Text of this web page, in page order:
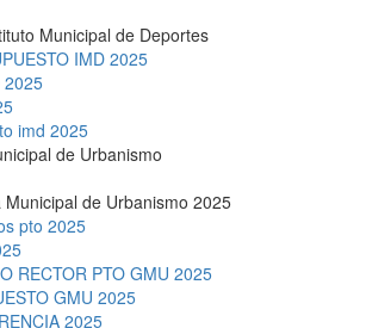
Municipal de Deportes
IMD 2025
2025
imd 2025
de Urbanismo
de Urbanismo 2025
pto 2025
RECTOR PTO GMU 2025
GMU 2025
2025